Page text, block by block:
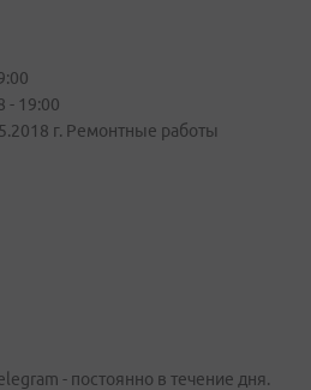
- 19:00
г. Ремонтные работы
- постоянно в течение дня.